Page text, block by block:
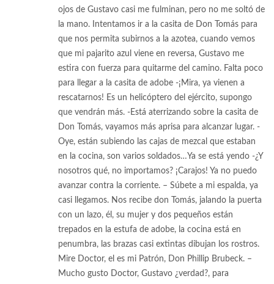
ojos de Gustavo casi me fulminan, pero no me soltó de
la mano. Intentamos ir a la casita de Don Tomás para
que nos permita subirnos a la azotea, cuando vemos
que mi pajarito azul viene en reversa, Gustavo me
estira con fuerza para quitarme del camino. Falta poco
para llegar a la casita de adobe -¡Mira, ya vienen a
rescatarnos! Es un helicóptero del ejército, supongo
que vendrán más. -Está aterrizando sobre la casita de
Don Tomás, vayamos más aprisa para alcanzar lugar. -
Oye, están subiendo las cajas de mezcal que estaban
en la cocina, son varios soldados…Ya se está yendo -¿Y
nosotros qué, no importamos? ¡Carajos! Ya no puedo
avanzar contra la corriente. – Súbete a mi espalda, ya
casi llegamos. Nos recibe don Tomás, jalando la puerta
con un lazo, él, su mujer y dos pequeños están
trepados en la estufa de adobe, la cocina está en
penumbra, las brazas casi extintas dibujan los rostros.
Mire Doctor, el es mi Patrón, Don Phillip Brubeck. –
Mucho gusto Doctor, Gustavo ¿verdad?, para